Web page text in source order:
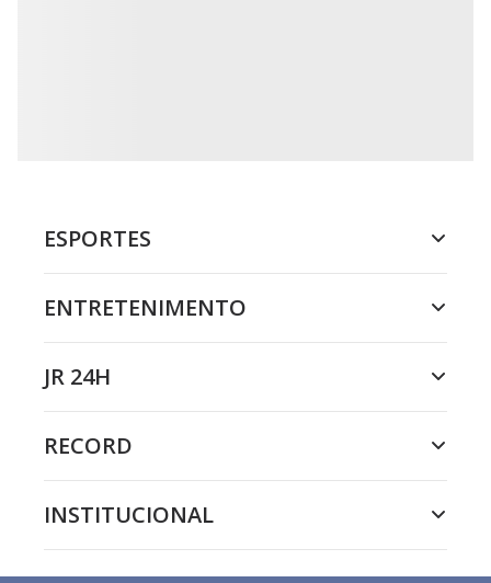
ESPORTES
ENTRETENIMENTO
JR 24H
RECORD
INSTITUCIONAL